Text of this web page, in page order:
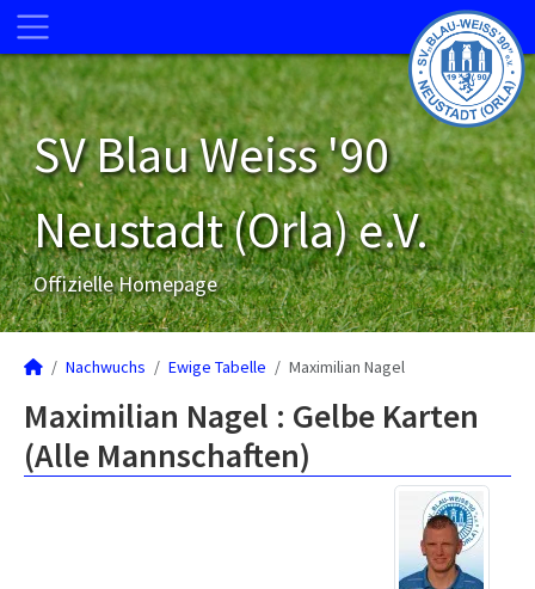
SV Blau Weiss '90
Neustadt (Orla) e.V.
Offizielle Homepage
Nachwuchs Ewige Tabelle Maximilian Nagel
Maximilian Nagel : Gelbe Karten
(Alle Mannschaften)